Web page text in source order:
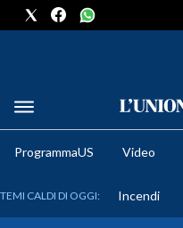
METEO
ProgrammaUS Video
TEMI CALDI DI OGGI: Incendi